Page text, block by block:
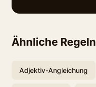
Ähnliche Regeln
Adjektiv-Angleichung